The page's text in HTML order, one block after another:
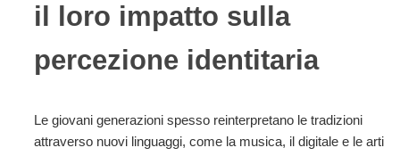
il loro impatto sulla
percezione identitaria
Le giovani generazioni spesso reinterpretano le tradizioni
attraverso nuovi linguaggi, come la musica, il digitale e le arti